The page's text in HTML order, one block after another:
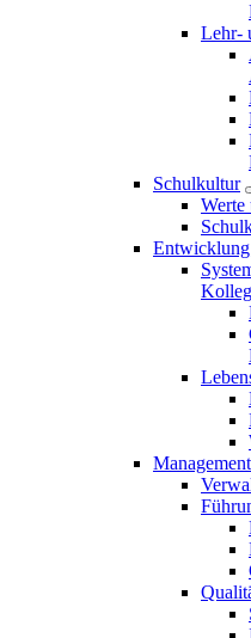
Lehr-
Schulkultur
Werte
Entwicklung